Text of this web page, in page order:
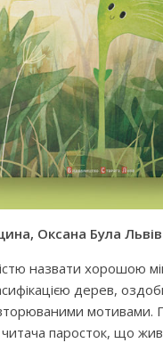
Оксана Була
назвати хорошою
дерев,
мотивами.
паросток, що